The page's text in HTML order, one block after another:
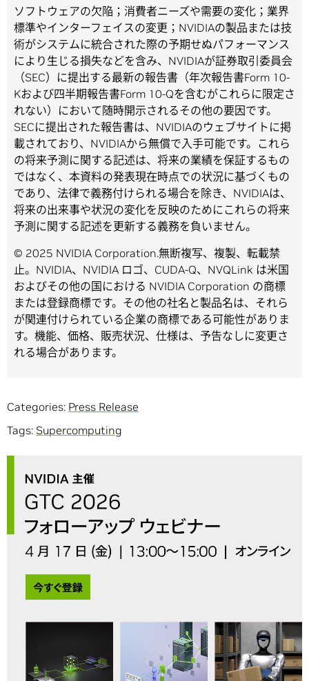
ソフトウェアの欠陥；消費者ニーズや需要の変化；業界
標準やインターフェイスの変更；NVIDIAの製品または技
術がシステムに統合された際の予期せぬパフォーマンス
により生じる損失などを含み、NVIDIAが証券取引委員会
（SEC）に提出する最新の報告書（年次報告書Form 10-
Kおよび四半期報告書Form 10-Qを含むがこれらに限定さ
れない）において随時開示されるその他の要因です。
SECに提出された報告書は、NVIDIAのウェブサイトに掲
載されており、NVIDIAから無償で入手可能です。これら
の将来予測に関する記述は、将来の業績を保証するもの
ではなく、本資料の発表現在時点での状況に基づくもの
であり、法律で義務付けられる場合を除き、NVIDIAは、
将来の出来事や状況の変化を反映のためにこれらの将来
予測に関する記述を更新する義務を負いません。
© 2025 NVIDIA Corporation.無断複写、複製、転載禁
止。NVIDIA、NVIDIA ロゴ、CUDA-Q、NVQLink は米国
およびその他の国における NVIDIA Corporation の商標
または登録商標です。その他の社名と製品名は、それら
が関連付けられている企業の商標である可能性がありま
す。機能、価格、販売状況、仕様は、予告なしに変更さ
れる場合があります。
Categories: Press Release
Tags: Supercomputing